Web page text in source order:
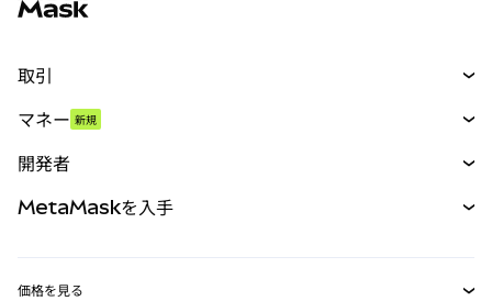
取引
パーペチュアル
RWA
マネー 新規
開発者
MetaMaskを入手
価格を見る